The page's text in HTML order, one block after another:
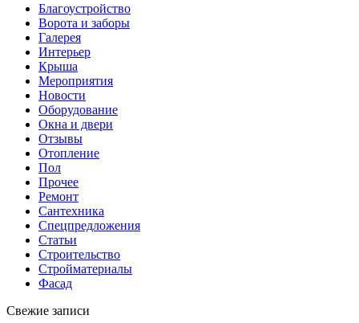
Благоустройство
Ворота и заборы
Галерея
Интерьер
Крыша
Мероприятия
Новости
Оборудование
Окна и двери
Отзывы
Отопление
Пол
Прочее
Ремонт
Сантехника
Спецпредложения
Статьи
Строительство
Стройматериалы
Фасад
Свежие записи